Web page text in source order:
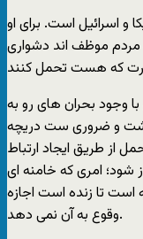
دشمنی با امریکا و اسرائیل است. برای او
مردم موظف اند دشواری
وجود بحران های رو به
و ضروری ست دریچه
از طریق ایجاد ارتباط
شود؛ امری که خامنه ای
تا زنده است اجازه
وقوع به آن نمی دهد.